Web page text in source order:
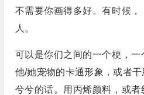
不需要你画得多好。有时候，
人。
可以是你们之间的一个梗，一
他/她宠物的卡通形象，或者
兮兮的话。用丙烯颜料，或